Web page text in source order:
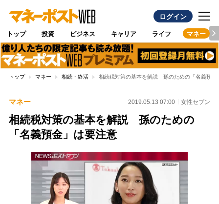
ログイン
トップ 投資 ビジネス キャリア ライフ マネー
トップ マネー 相続・終活 相続税対策の基本を解説 孫のための「名義預金
マネー 2019.05.13 07:00 女性セブン
相続税対策の基本を解説 孫のための
「名義預金」は要注意